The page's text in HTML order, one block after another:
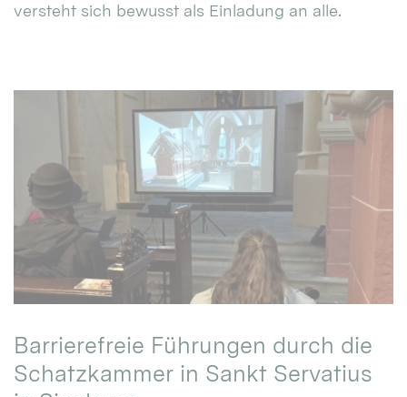
versteht sich bewusst als Einladung an alle.
Barrierefreie Führungen durch die
Schatzkammer in Sankt Servatius